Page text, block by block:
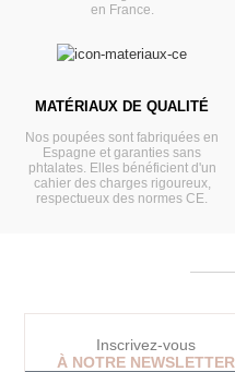
en France.
MATÉRIAUX DE QUALITÉ
Nos poupées sont fabriquées en
Espagne et garanties sans
phtalates. Elles bénéficient d'un
cahier des charges rigoureux,
respectueux des normes CE.
Inscrivez-vous
À NOTRE NEWSLETTER